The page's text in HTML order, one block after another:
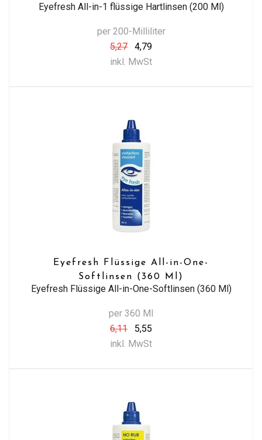
Eyefresh All-in-1 flüssige Hartlinsen (200 Ml)
per 200-Milliliter
5,27
4,79
inkl. MwSt
Eyefresh Flüssige All-in-One-
Softlinsen (360 Ml)
Eyefresh Flüssige All-in-One-Softlinsen (360 Ml)
per 360 Ml
6,11
5,55
inkl. MwSt